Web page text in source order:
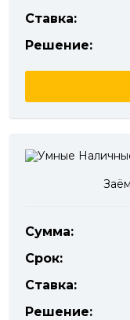
Ставка:
Решение:
Сумма:
Срок:
Ставка:
Решение: